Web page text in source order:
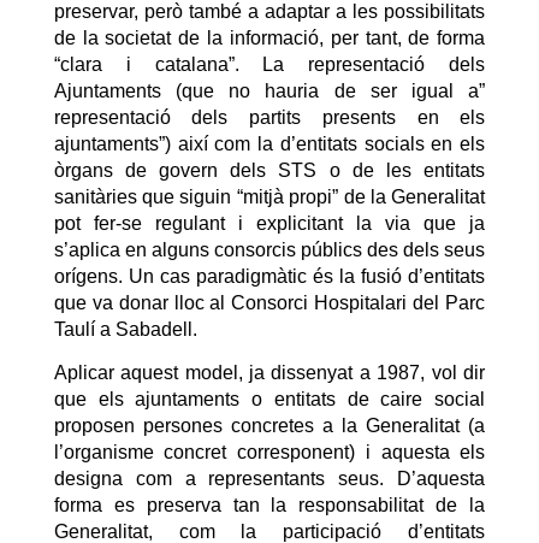
preservar, però també a adaptar a les possibilitats
de la societat de la informació, per tant, de forma
“clara i catalana”. La representació dels
Ajuntaments (que no hauria de ser igual a”
representació dels partits presents en els
ajuntaments”) així com la d’entitats socials en els
òrgans de govern dels STS o de les entitats
sanitàries que siguin “mitjà propi” de la Generalitat
pot fer-se regulant i explicitant la via que ja
s’aplica en alguns consorcis públics des dels seus
orígens. Un cas paradigmàtic és la fusió d’entitats
que va donar lloc al Consorci Hospitalari del Parc
Taulí a Sabadell.
Aplicar aquest model, ja dissenyat a 1987, vol dir
que els ajuntaments o entitats de caire social
proposen persones concretes a la Generalitat (a
l’organisme concret corresponent) i aquesta els
designa com a representants seus. D’aquesta
forma es preserva tan la responsabilitat de la
Generalitat, com la participació d’entitats